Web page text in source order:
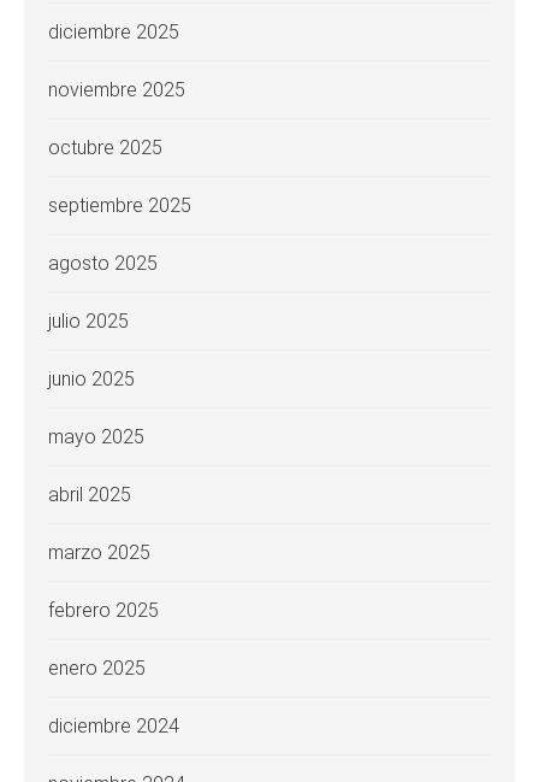
diciembre 2025
noviembre 2025
octubre 2025
septiembre 2025
agosto 2025
julio 2025
junio 2025
mayo 2025
abril 2025
marzo 2025
febrero 2025
enero 2025
diciembre 2024